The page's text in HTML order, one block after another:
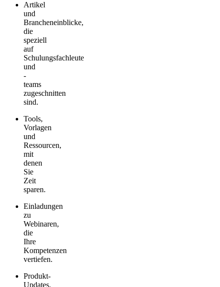
Artikel
und
Brancheneinblicke,
die
speziell
auf
Schulungsfachleute
und
-
teams
zugeschnitten
sind.
Tools,
Vorlagen
und
Ressourcen,
mit
denen
Sie
Zeit
sparen.
Einladungen
zu
Webinaren,
die
Ihre
Kompetenzen
vertiefen.
Produkt-
Updates,